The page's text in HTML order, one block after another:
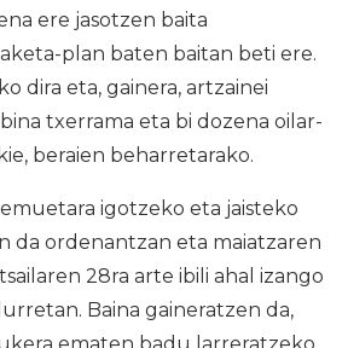
ere jasotzen baita
plan baten baitan beti ere.
dira eta, gainera, artzainei
txerrama eta bi dozena oilar-
beraien beharretarako.
igotzeko eta jaisteko
da ordenantzan eta maiatzaren
28ra arte ibili ahal izango
Baina gaineratzen da,